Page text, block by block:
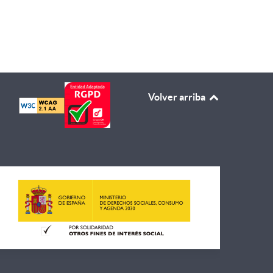
dentro de los itinerarios
Volver arriba